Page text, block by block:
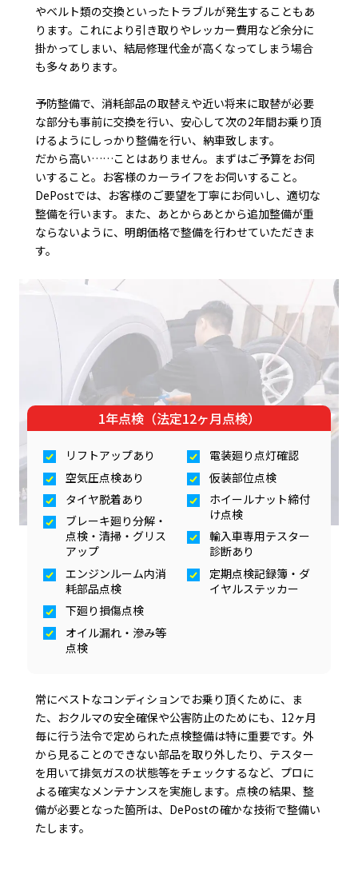
やベルト類の交換といったトラブルが発生することもあ
ります。これにより引き取りやレッカー費用など余分に
掛かってしまい、結局修理代金が高くなってしまう場合
も多々あります。
予防整備で、消耗部品の取替えや近い将来に取替が必要
な部分も事前に交換を行い、安心して次の2年間お乗り頂
けるようにしっかり整備を行い、納車致します。
だから高い……ことはありません。まずはご予算をお伺
いすること。お客様のカーライフをお伺いすること。
DePostでは、お客様のご要望を丁寧にお伺いし、適切な
整備を行います。また、あとからあとから追加整備が重
ならないように、明朗価格で整備を行わせていただきま
す。
1年点検（法定12ヶ月点検）
リフトアップあり
空気圧点検あり
タイヤ脱着あり
ブレーキ廻り分解・
点検・清掃・グリス
アップ
エンジンルーム内消
耗部品点検
下廻り損傷点検
オイル漏れ・滲み等
点検
電装廻り点灯確認
仮装部位点検
ホイールナット締付
け点検
輸入車専用テスター
診断あり
定期点検記録簿・ダ
イヤルステッカー
常にベストなコンディションでお乗り頂くために、ま
た、おクルマの安全確保や公害防止のためにも、12ヶ月
毎に行う法令で定められた点検整備は特に重要です。外
から見ることのできない部品を取り外したり、テスター
を用いて排気ガスの状態等をチェックするなど、プロに
よる確実なメンテナンスを実施します。点検の結果、整
備が必要となった箇所は、DePostの確かな技術で整備い
たします。